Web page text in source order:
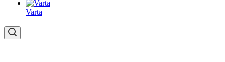
Varta